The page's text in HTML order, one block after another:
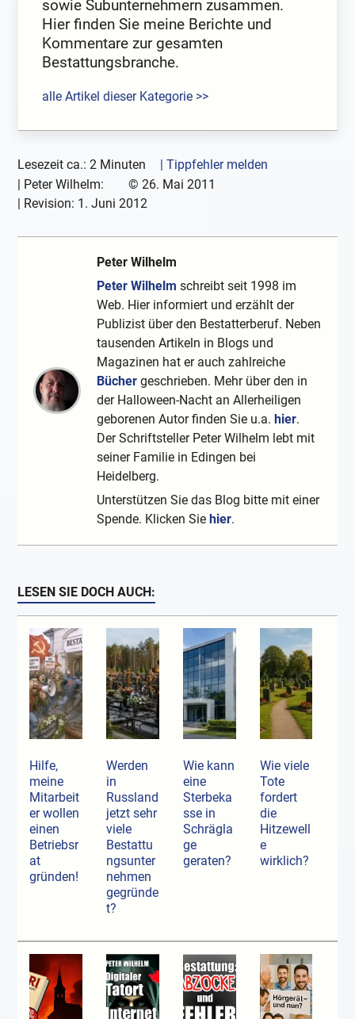
sowie Subunternehmern zusammen.
Hier finden Sie meine Berichte und
Kommentare zur gesamten
Bestattungsbranche.
alle Artikel dieser Kategorie >>
Lesezeit ca.: 2 Minuten
| Tippfehler melden
| Peter Wilhelm: © 26. Mai 2011
| Revision: 1. Juni 2012
Peter Wilhelm
Peter Wilhelm schreibt seit 1998 im
Web. Hier informiert und erzählt der
Publizist über den Bestatterberuf. Neben
tausenden Artikeln in Blogs und
Magazinen hat er auch zahlreiche
Bücher geschrieben. Mehr über den in
der Halloween-Nacht an Allerheiligen
geborenen Autor finden Sie u.a.hier.
Der Schriftsteller Peter Wilhelm lebt mit
seiner Familie in Edingen bei
Heidelberg.
Unterstützen Sie das Blog bitte mit einer
Spende. Klicken Siehier.
LESEN SIE DOCH AUCH:
Hilfe,
meine
Mitarbeit
er wollen
einen
Betriebsr
at
gründen!
Werden
in
Russland
jetzt sehr
viele
Bestattu
ngsunter
nehmen
gegründe
t?
Wie kann
eine
Sterbeka
sse in
Schrägla
ge
geraten?
Wie viele
Tote
fordert
die
Hitzewell
e
wirklich?